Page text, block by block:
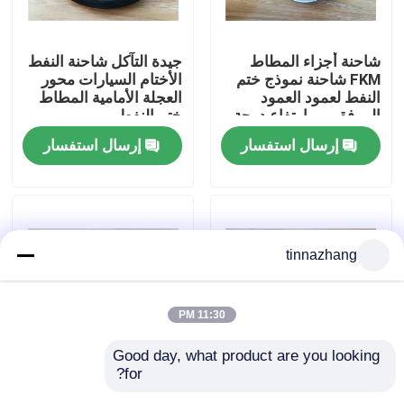
جولة في المعمل
مراقبة الجودة
اتصل بنا
مطّاط زيت ختم صوف
شاحنة أجزاء المطاط
FKM شاحنة نموذج ختم
النفط لعمود العمود
المرفقي ، وارتفاع درجة
الحرارة المقاومة
إرسال استفسار
جيدة التآكل شاحنة النفط
الأختام السيارات محور
العجلة الأمامية المطاط
ختم النفط
إرسال استفسار
السيارات الحرارة
tinnazhang
11:30 PM
Good day, what product are you looking
for?